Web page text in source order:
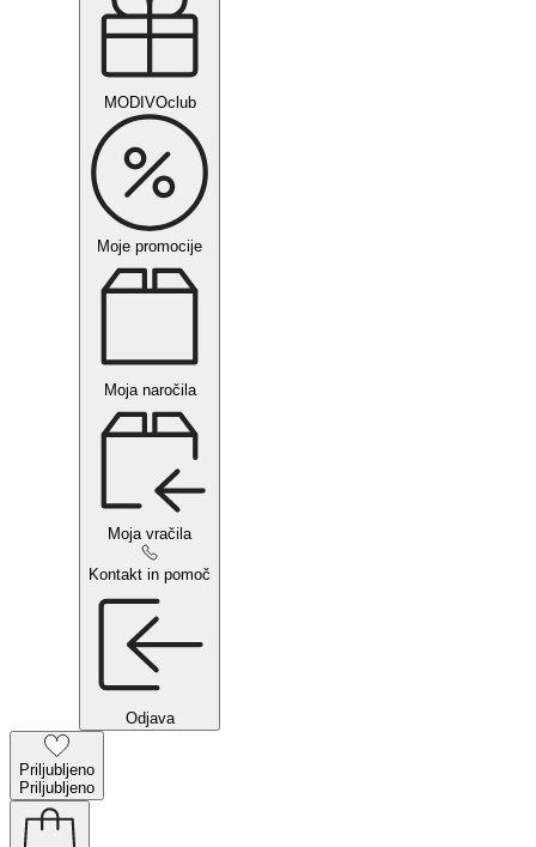
MODIVOclub
Moje promocije
Moja naročila
Moja vračila
Kontakt in pomoč
Odjava
Priljubljeno
Priljubljeno